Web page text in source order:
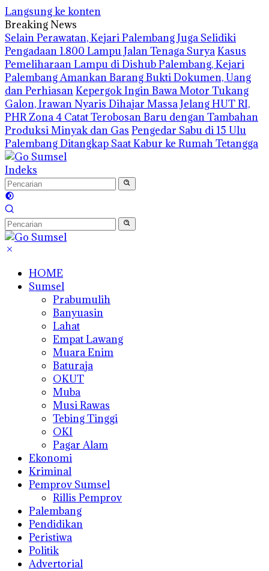
Langsung ke konten
Breaking News
Selain Perawatan, Kejari Palembang Juga Selidiki
Pengadaan 1.800 Lampu Jalan Tenaga SuryaKasus
Pemeliharaan Lampu di Dishub Palembang, Kejari
Palembang Amankan Barang Bukti Dokumen, Uang
dan PerhiasanKepergok Ingin Bawa Motor Tukang
Galon, Irawan Nyaris Dihajar MassaJelang HUT RI,
PHR Zona 4 Catat Terobosan Baru dengan Tambahan
Produksi Minyak dan Gas Pengedar Sabu di 15 Ulu
Palembang Ditangkap Saat Kabur ke Rumah Tetangga
Indeks
HOME
Sumsel
Prabumulih
Banyuasin
Lahat
Empat Lawang
Muara Enim
Baturaja
OKUT
Muba
Musi Rawas
Tebing Tinggi
OKI
Pagar Alam
Ekonomi
Kriminal
Pemprov Sumsel
Rillis Pemprov
Palembang
Pendidikan
Peristiwa
Politik
Advertorial